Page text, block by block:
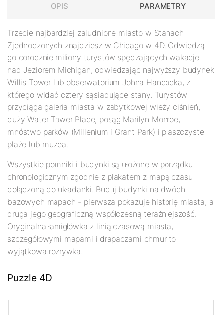
OPIS PARAMETRY
Trzecie najbardziej zaludnione miasto w Stanach
Zjednoczonych znajdziesz w Chicago w 4D. Odwiedzą
go corocznie miliony turystów spędzających wakacje
nad Jeziorem Michigan, odwiedzając najwyższy budynek
Willis Tower lub obserwatorium Johna Hancocka, z
którego widać cztery sąsiadujące stany. Turystów
przyciąga galeria miasta w zabytkowej wieży ciśnień,
duży Water Tower Place, posąg Marilyn Monroe,
mnóstwo parków (Millenium i Grant Park) i piaszczyste
plaże lub muzea.
Wszystkie pomniki i budynki są ułożone w porządku
chronologicznym zgodnie z plakatem z mapą czasu
dołączoną do układanki. Buduj budynki na dwóch
bazowych mapach - pierwsza pokazuje historię miasta, a
druga jego geograficzną współczesną teraźniejszość.
Oryginalna łamigłówka z linią czasową miasta,
szczegółowymi mapami i drapaczami chmur to
wyjątkowa rozrywka.
Puzzle 4D